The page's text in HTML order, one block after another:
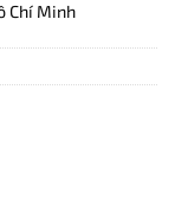
Chí Minh